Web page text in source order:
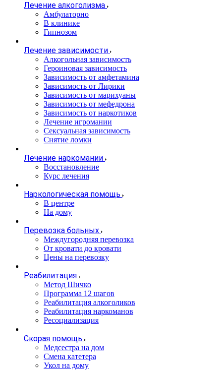
Лечение алкоголизма
Амбулаторно
В клинике
Гипнозом
Лечение зависимости
Алкогольная зависимость
Героиновая зависимость
Зависимость от амфетамина
Зависимость от Лирики
Зависимость от марихуаны
Зависимость от мефедрона
Зависимость от наркотиков
Лечение игромании
Сексуальная зависимость
Снятие ломки
Лечение наркомании
Восстановление
Курс лечения
Наркологическая помощь
В центре
На дому
Перевозка больных
Междугородняя перевозка
От кровати до кровати
Цены на перевозку
Реабилитация
Метод Шичко
Программа 12 шагов
Реабилитация алкоголиков
Реабилитация наркоманов
Ресоциализация
Скорая помощь
Медсестра на дом
Смена катетера
Укол на дому